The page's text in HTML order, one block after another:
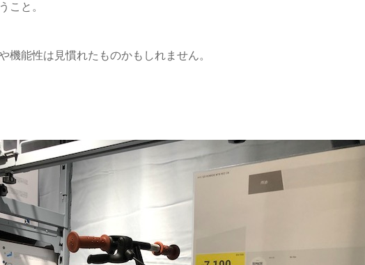
こと。
機能性は見慣れたものかもしれません。